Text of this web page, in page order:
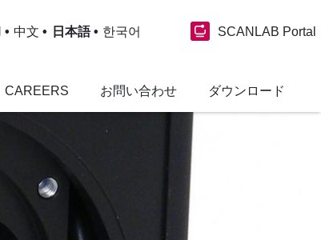
中文 日本語 한국어 SCANLAB Portal
CAREERS お問い合わせ ダウンロード